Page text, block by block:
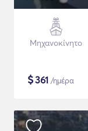
Μηχανοκίνητο
$361 /ημέρα